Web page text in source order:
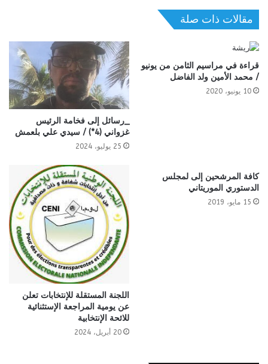
مقالات ذات صلة
قراءة في مراسيم الثامن من يونيو
/ محمد الأمين ولد الفاضل
10 يونيو، 2020
_رسائل إلى فخامة الرئيس
غزواني (4*) / سيدي علي بلعمش
25 يوليو، 2024
كافة المرشحين إلى لمجلس
الدستوري الموريتاني
15 مايو، 2019
اللجنة المستقلة للإنتخابات تعلن
عن يومية المراجعة الإستثنائية
للائحة الإنتخابية
20 أبريل، 2024